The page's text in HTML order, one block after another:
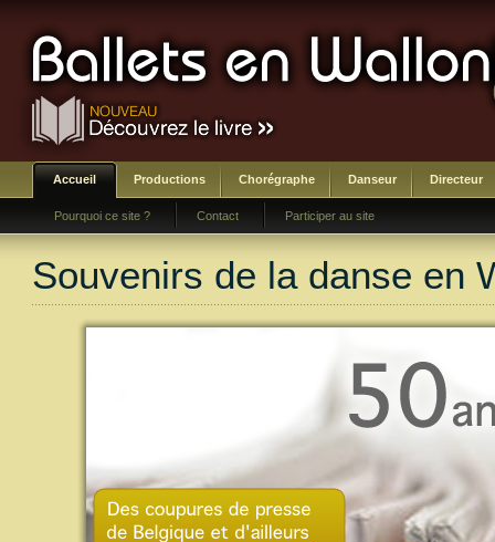
Accueil Productions Chorégraphe Danseur Directeur
Pourquoi ce site ? Contact Participer au site
Souvenirs de la danse en